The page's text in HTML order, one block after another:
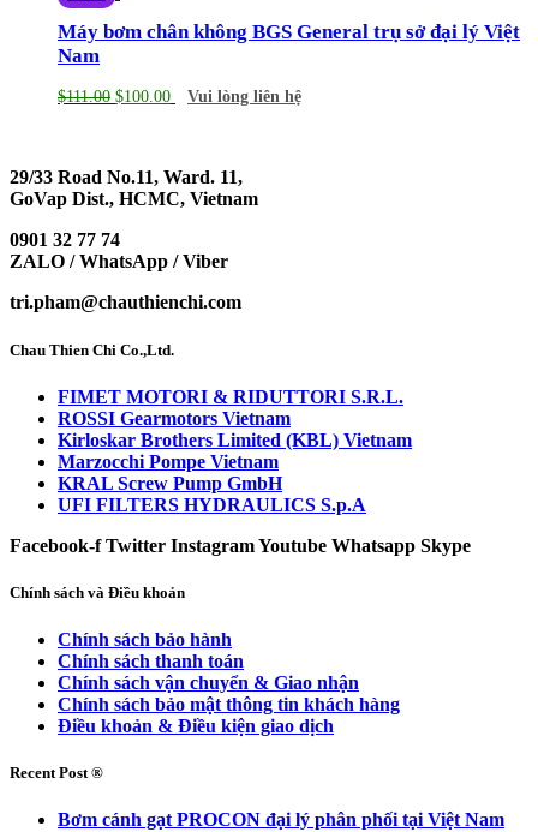
Máy bơm chân không BGS General trụ sở đại lý Việt
Nam
$111.00 $100.00 Vui lòng liên hệ
29/33 Road No.11, Ward. 11,
GoVap Dist., HCMC, Vietnam
0901 32 77 74
ZALO / WhatsApp / Viber
tri.pham@chauthienchi.com
Chau Thien Chi Co.,Ltd.
FIMET MOTORI & RIDUTTORI S.R.L.
ROSSI Gearmotors Vietnam
Kirloskar Brothers Limited (KBL) Vietnam
Marzocchi Pompe Vietnam
KRAL Screw Pump GmbH
UFI FILTERS HYDRAULICS S.p.A
Facebook-f Twitter InstagramYoutube Whatsapp Skype
Chính sách và Điều khoản
Chính sách bảo hành
Chính sách thanh toán
Chính sách vận chuyển & Giao nhận
Chính sách bảo mật thông tin khách hàng
Điều khoản & Điều kiện giao dịch
Recent Post ®
Bơm cánh gạt PROCON đại lý phân phối tại Việt Nam